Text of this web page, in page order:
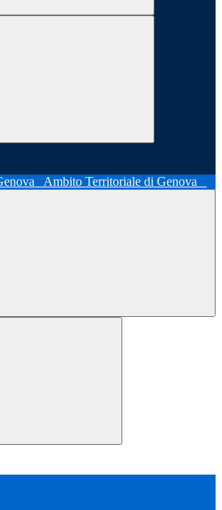
Ambito Territoriale di Genova